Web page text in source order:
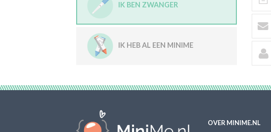
IK BEN ZWANGER
IK HEB AL EEN MINIME
OVER MINIME.NL